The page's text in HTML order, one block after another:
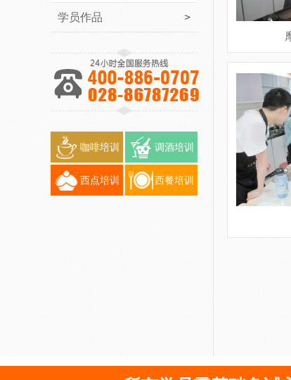
学员作品
咖啡培训 调酒培训
西点培训 西餐培训